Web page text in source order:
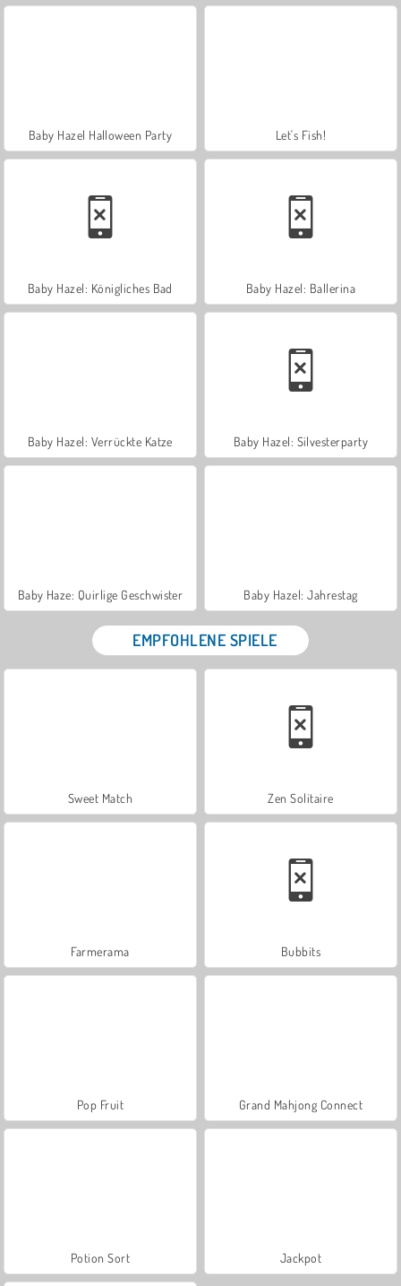
Baby Hazel Halloween Party Let's Fish!
Baby Hazel: Königliches Bad Baby Hazel: Ballerina
Baby Hazel: Verrückte Katze Baby Hazel: Silvesterparty
Baby Haze: Quirlige Geschwister Baby Hazel: Jahrestag
EMPFOHLENE SPIELE
Sweet Match Zen Solitaire
Farmerama Bubbits
Pop Fruit Grand Mahjong Connect
Potion Sort Jackpot